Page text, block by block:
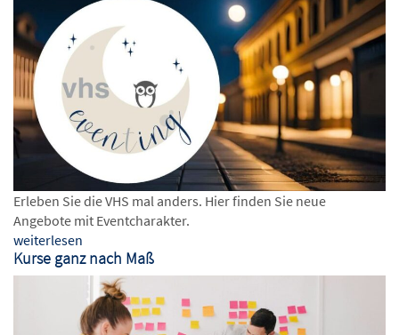
Erleben Sie die VHS mal anders. Hier finden Sie neue
Angebote mit Eventcharakter.
weiterlesen
Kurse ganz nach Maß